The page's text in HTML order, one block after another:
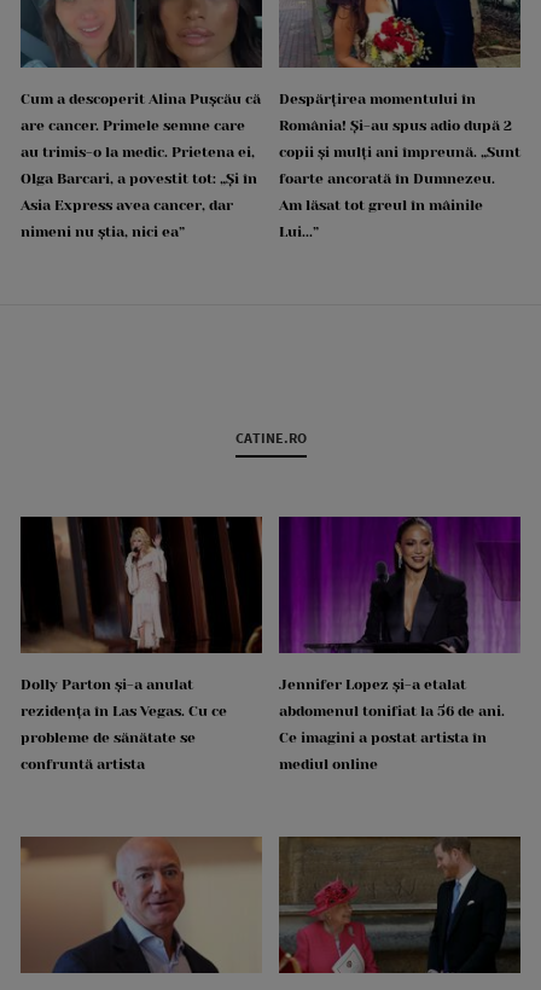
Cum a descoperit Alina Pușcău că
are cancer. Primele semne care
au trimis-o la medic. Prietena ei,
Olga Barcari, a povestit tot: „Și în
Asia Express avea cancer, dar
nimeni nu știa, nici ea”
Despărțirea momentului în
România! Și-au spus adio după 2
copii și mulți ani împreună. „Sunt
foarte ancorată în Dumnezeu.
Am lăsat tot greul în mâinile
Lui...”
CATINE.RO
Dolly Parton și-a anulat
rezidența în Las Vegas. Cu ce
probleme de sănătate se
confruntă artista
Jennifer Lopez și-a etalat
abdomenul tonifiat la 56 de ani.
Ce imagini a postat artista în
mediul online